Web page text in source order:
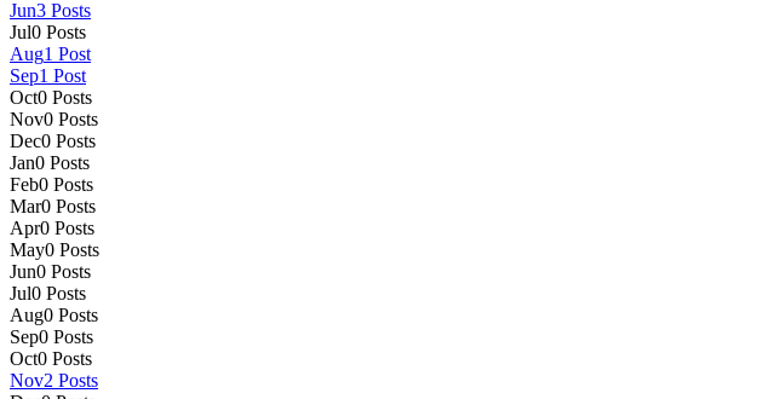
Jun3 Posts
Jul0 Posts
Aug1 Post
Sep1 Post
Oct0 Posts
Nov0 Posts
Dec0 Posts
Jan0 Posts
Feb0 Posts
Mar0 Posts
Apr0 Posts
May0 Posts
Jun0 Posts
Jul0 Posts
Aug0 Posts
Sep0 Posts
Oct0 Posts
Nov2 Posts